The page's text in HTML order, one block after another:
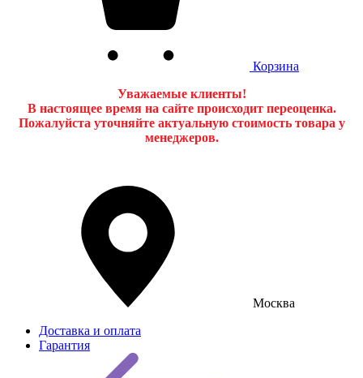
Корзина
Уважаемые клиенты!
В настоящее время на сайте происходит переоценка.
Пожалуйста уточняйте актуальную стоимость товара у
менеджеров.
Москва
Доставка и оплата
Гарантия